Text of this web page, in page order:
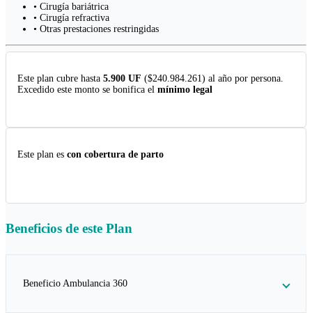
• Cirugía bariátrica
• Cirugía refractiva
• Otras prestaciones restringidas
Este plan cubre hasta 5.900 UF ($240.984.261) al año por persona.
Excedido este monto se bonifica el mínimo legal
Este plan es con cobertura de parto
Beneficios de este Plan
Beneficio Ambulancia 360